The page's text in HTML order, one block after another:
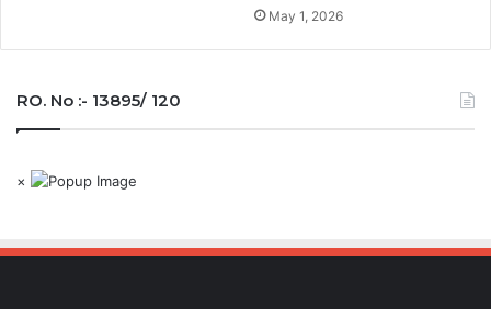
May 1, 2026
RO. No :- 13895/ 120
×